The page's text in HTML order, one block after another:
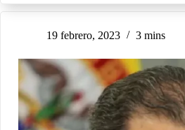
19 febrero, 2023 3 mins